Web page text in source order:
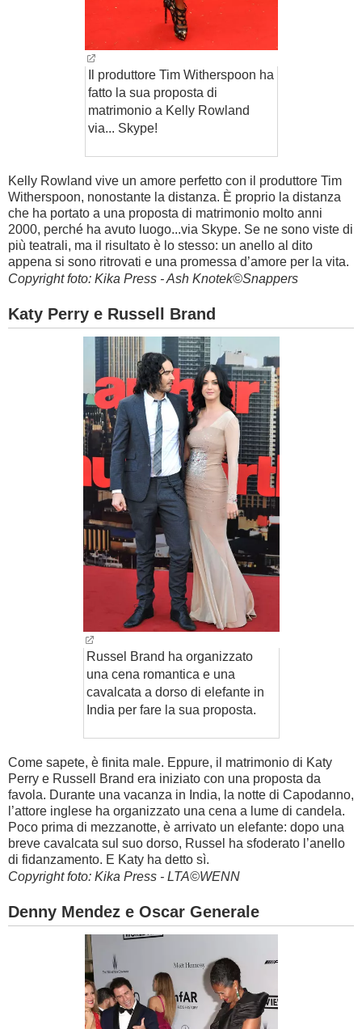
Il produttore Tim Witherspoon ha
fatto la sua proposta di
matrimonio a Kelly Rowland
via... Skype!
Kelly Rowland vive un amore perfetto con il produttore Tim
Witherspoon, nonostante la distanza. È proprio la distanza
che ha portato a una proposta di matrimonio molto anni
2000, perché ha avuto luogo...via Skype. Se ne sono viste di
più teatrali, ma il risultato è lo stesso: un anello al dito
appena si sono ritrovati e una promessa d’amore per la vita.
Copyright foto: Kika Press - Ash Knotek©Snappers
Katy Perry e Russell Brand
Russel Brand ha organizzato
una cena romantica e una
cavalcata a dorso di elefante in
India per fare la sua proposta.
Come sapete, è finita male. Eppure, il matrimonio di Katy
Perry e Russell Brand era iniziato con una proposta da
favola. Durante una vacanza in India, la notte di Capodanno,
l’attore inglese ha organizzato una cena a lume di candela.
Poco prima di mezzanotte, è arrivato un elefante: dopo una
breve cavalcata sul suo dorso, Russel ha sfoderato l’anello
di fidanzamento. E Katy ha detto sì.
Copyright foto: Kika Press - LTA©WENN
Denny Mendez e Oscar Generale